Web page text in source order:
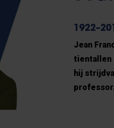
Jean
tientallen
hij